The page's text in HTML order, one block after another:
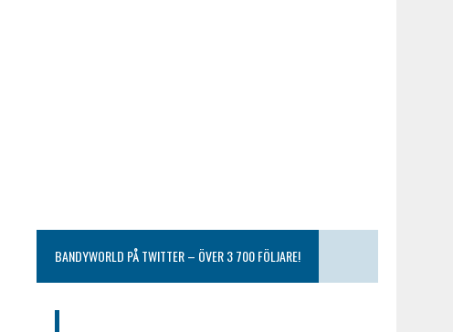
BANDYWORLD PÅ TWITTER – ÖVER 3 700 FÖLJARE!